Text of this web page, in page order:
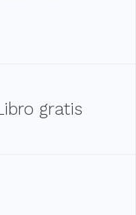
gratis